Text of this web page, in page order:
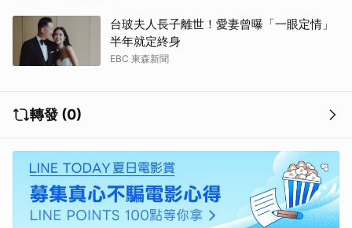
台玻夫人長子離世！愛妻曾曝「一眼定情」
半年就定終身
EBC 東森新聞
轉發 (0)